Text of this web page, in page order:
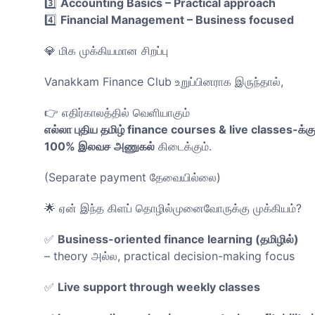
4️⃣ Financial Management – Business focused
💎 மிக முக்கியமான சிறப்பு
Vanakkam Finance Club உறுப்பினராக இருந்தால்,
👉 எதிர்காலத்தில் வெளியாகும்
எல்லா புதிய தமிழ் finance courses & live classes-
100% இலவச அணுகல் கிடைக்கும்.
(Separate payment தேவையில்லை)
🌟 ஏன் இந்த கிளப் தொழில்முனைவோருக்கு முக்கியம்?
✅ Business-oriented finance learning (தமிழில்)
– theory அல்ல, practical decision-making focus
✅ Live support through weekly classes